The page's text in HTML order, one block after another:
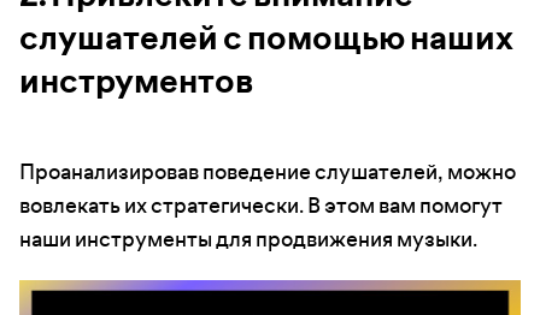
слушателей с помощью наших
инструментов
Проанализировав поведение слушателей, можно
вовлекать их стратегически. В этом вам помогут
наши инструменты для продвижения музыки.